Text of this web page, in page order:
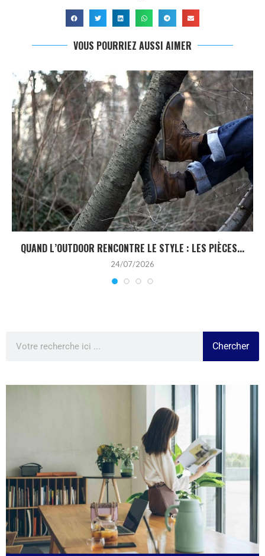
VOUS POURRIEZ AUSSI AIMER
QUAND L’OUTDOOR RENCONTRE LE STYLE : LES PIÈCES...
24/07/2026
Chercher